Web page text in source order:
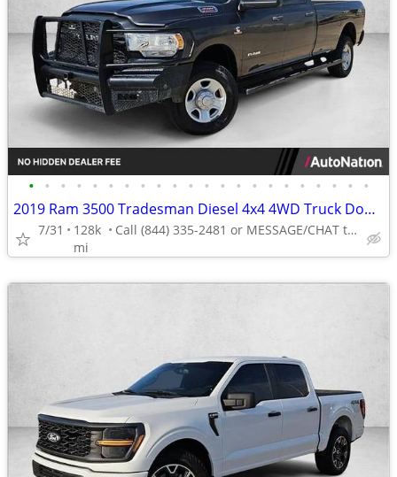
• • • • • • • • • • • • • • • • • • • • • •
2019 Ram 3500 Tradesman Diesel 4x4 4WD Truck Dodge Crew cab AUTONATION
7/31
128k
mi
Call (844) 335-2481 or MESSAGE/CHAT to confirm availability